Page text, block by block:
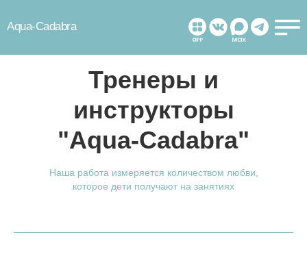
Aqua-Cadabra
Тренеры и
инструкторы
"Aqua-Cadabra"
Наша работа измеряется количеством любви,
которое дети получают на занятиях